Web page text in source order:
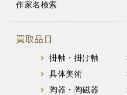
作家名検索
買取品目
掛軸・掛け軸
具体美術
陶器・陶磁器